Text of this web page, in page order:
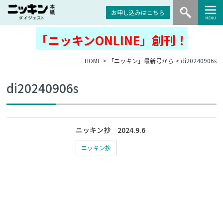
お申し込みはこちら
「ニッキンONLINE」創刊！
HOME > 「ニッキン」最新号から > di20240906s
di20240906s
ニッキン抄 2024.9.6
ニッキン抄